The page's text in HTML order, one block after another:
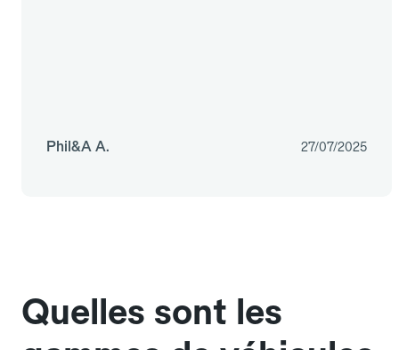
Phil&A A. 27/07/2025
Quelles sont les